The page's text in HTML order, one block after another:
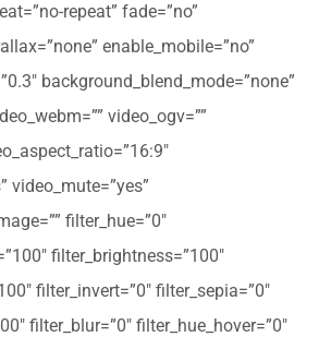
repeat” fade=”no”
enable_mobile=”no”
background_blend_mode=”none”
video_ogv=””
video_mute=”yes”
filter_hue=”0″
filter_brightness=”100″
filter_invert=”0″ filter_sepia=”0″
filter_blur=”0″ filter_hue_hover=”0″